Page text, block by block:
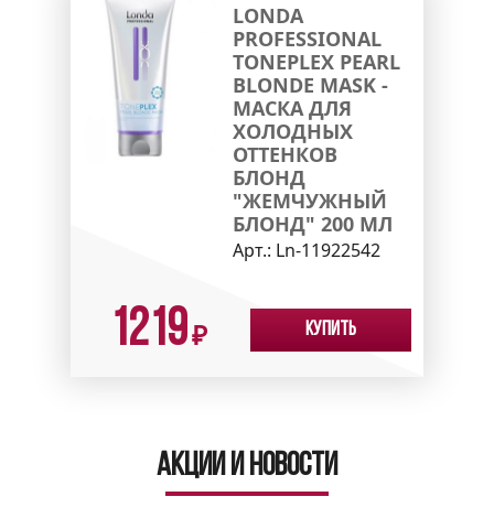
LONDA
PROFESSIONAL
TONEPLEX PEARL
BLONDE MASK -
МАСКА ДЛЯ
ХОЛОДНЫХ
ОТТЕНКОВ
БЛОНД
"ЖЕМЧУЖНЫЙ
БЛОНД" 200 МЛ
Арт.: Ln-11922542
1219₽ Купить
Акции и новости